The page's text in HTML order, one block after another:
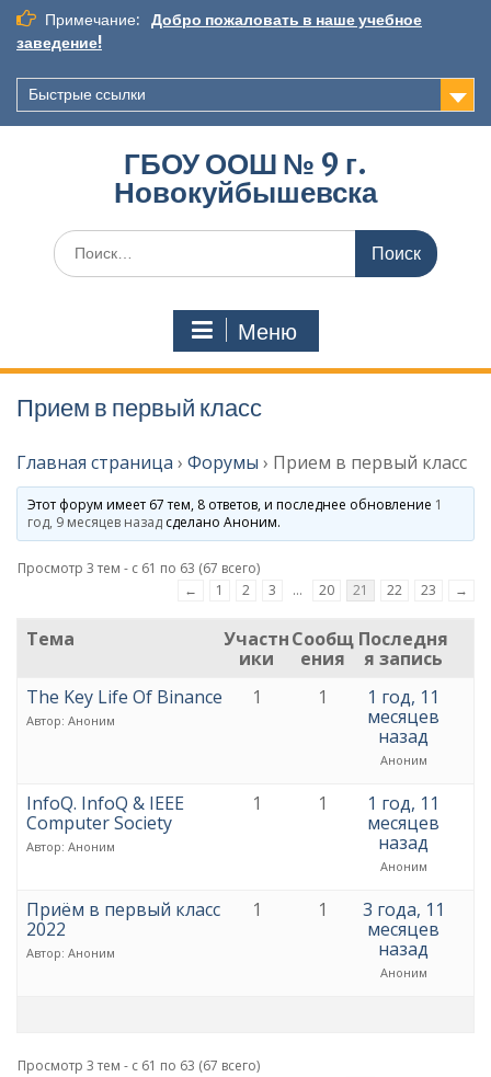
Перейти
содержимому
Примечание:
Добро пожаловать в наше учебное
заведение!
Быстрые ссылки
ГБОУ ООШ № 9 г.
Новокуйбышевска
Искать:
Меню
Прием в первый класс
Главная страница › Форумы › Прием в первый класс
Этот форум имеет 67 тем, 8 ответов, и последнее обновление 1
год, 9 месяцев назад сделаноАноним.
Просмотр 3 тем - с 61 по 63 (67 всего)
←
1 2 3 … 20 21 22 23 →
Тема
Участн
ики
Сообщ
ения
Последня
я запись
The Key Life Of Binance
Автор: Аноним
1 1
1 год, 11
месяцев
назад
Аноним
InfoQ. InfoQ & IEEE
Computer Society
Автор: Аноним
1 1
1 год, 11
месяцев
назад
Аноним
Приём в первый класс
2022
Автор: Аноним
1 1
3 года, 11
месяцев
назад
Аноним
Просмотр 3 тем - с 61 по 63 (67 всего)